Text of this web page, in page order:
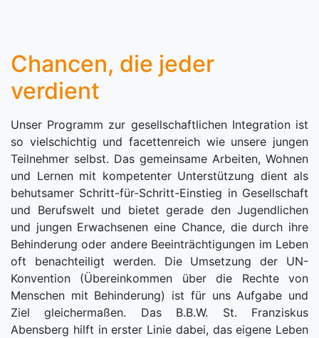
Chancen, die jeder
verdient
Unser Programm zur gesellschaftlichen Integration ist
so vielschichtig und facettenreich wie unsere jungen
Teilnehmer selbst. Das gemeinsame Arbeiten, Wohnen
und Lernen mit kompetenter Unterstützung dient als
behutsamer Schritt-für-Schritt-Einstieg in Gesellschaft
und Berufswelt und bietet gerade den Jugendlichen
und jungen Erwachsenen eine Chance, die durch ihre
Behinderung oder andere Beeinträchtigungen im Leben
oft benachteiligt werden. Die Umsetzung der UN-
Konvention (Übereinkommen über die Rechte von
Menschen mit Behinderung) ist für uns Aufgabe und
Ziel gleichermaßen. Das B.B.W. St. Franziskus
Abensberg hilft in erster Linie dabei, das eigene Leben